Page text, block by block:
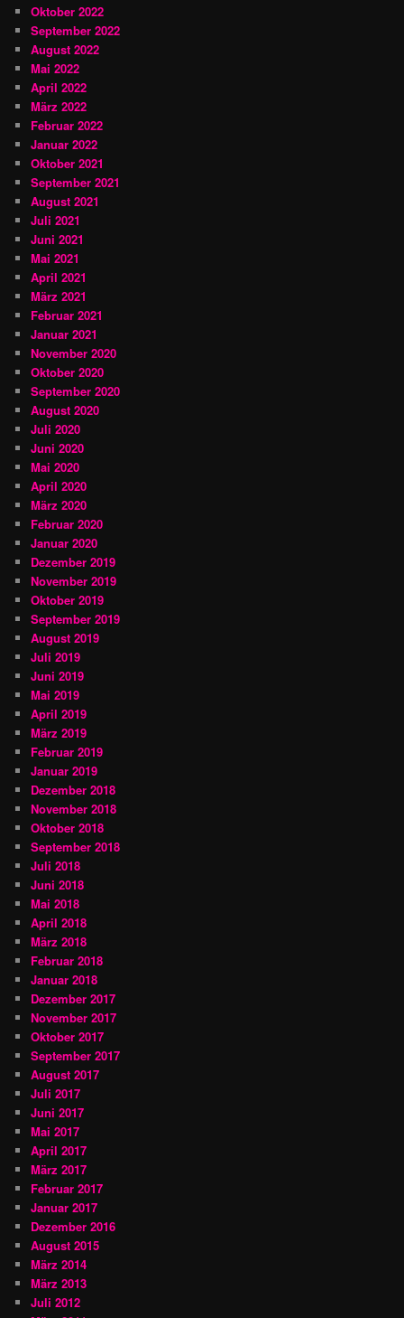
Oktober 2022
September 2022
August 2022
Mai 2022
April 2022
März 2022
Februar 2022
Januar 2022
Oktober 2021
September 2021
August 2021
Juli 2021
Juni 2021
Mai 2021
April 2021
März 2021
Februar 2021
Januar 2021
November 2020
Oktober 2020
September 2020
August 2020
Juli 2020
Juni 2020
Mai 2020
April 2020
März 2020
Februar 2020
Januar 2020
Dezember 2019
November 2019
Oktober 2019
September 2019
August 2019
Juli 2019
Juni 2019
Mai 2019
April 2019
März 2019
Februar 2019
Januar 2019
Dezember 2018
November 2018
Oktober 2018
September 2018
Juli 2018
Juni 2018
Mai 2018
April 2018
März 2018
Februar 2018
Januar 2018
Dezember 2017
November 2017
Oktober 2017
September 2017
August 2017
Juli 2017
Juni 2017
Mai 2017
April 2017
März 2017
Februar 2017
Januar 2017
Dezember 2016
August 2015
März 2014
März 2013
Juli 2012